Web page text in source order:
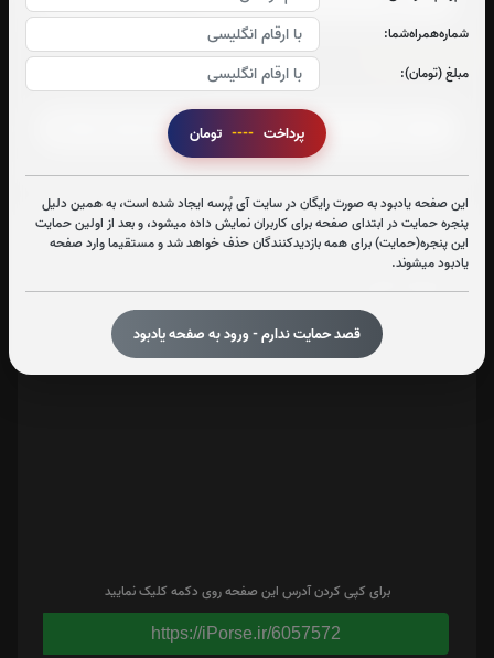
شماره‌همراه‌شما:
مبلغ (تومان):
پرداخت ----
این صفحه یادبود به صورت رایگان در سایت آی پُرسه ایجاد شده است، به همین دلیل
پنجره حمایت در ابتدای صفحه برای کاربران نمایش داده میشود، و بعد از اولین حمایت
این پنجره(حمایت) برای همه بازدیدکنندگان حذف خواهد شد و مستقیما وارد صفحه
یادبود میشوند.
قصد حمایت ندارم - ورود به صفحه یادبود
صوت آیت الکرسی
تعداد بازدید : 404
اشتراک گذاری
برای کپی کردن آدرس این صفحه روی دکمه کلیک نمایید
https://iPorse.ir/6057572